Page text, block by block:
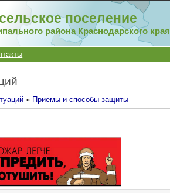
поселение
района Краснодарского края
» Приемы и способы защиты